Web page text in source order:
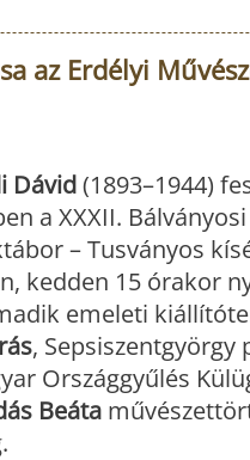
az Erdélyi
Dávid(1893–1944)
a XXXII.
– Tusványos
kedden 15 órakor
emeleti
, Sepsiszentgyörgy
Országgyűlés
Beáta